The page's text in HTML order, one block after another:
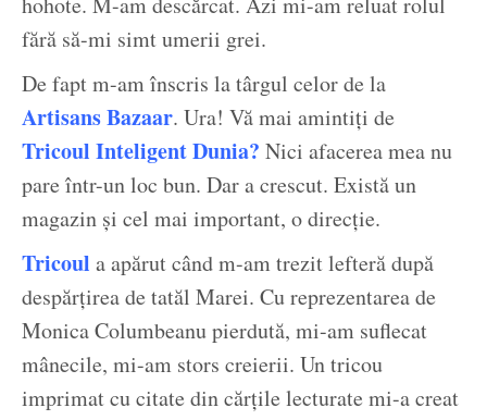
fără să-mi simt umerii grei.
De fapt m-am înscris la târgul celor de la
Artisans Bazaar. Ura! Vă mai amintiți de
Tricoul Inteligent Dunia? Nici afacerea mea nu
pare într-un loc bun. Dar a crescut. Există un
magazin și cel mai important, o direcție.
Tricoul a apărut când m-am trezit lefteră după
despărțirea de tatăl Marei. Cu reprezentarea de
Monica Columbeanu pierdută, mi-am suflecat
mânecile, mi-am stors creierii. Un tricou
imprimat cu citate din cărțile lecturate mi-a creat